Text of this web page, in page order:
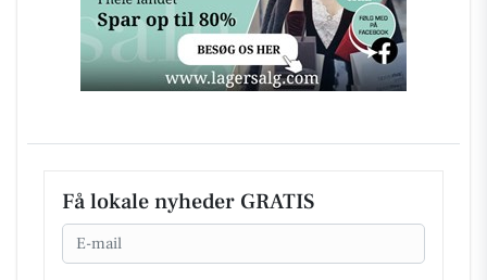
Få lokale nyheder GRATIS
Email